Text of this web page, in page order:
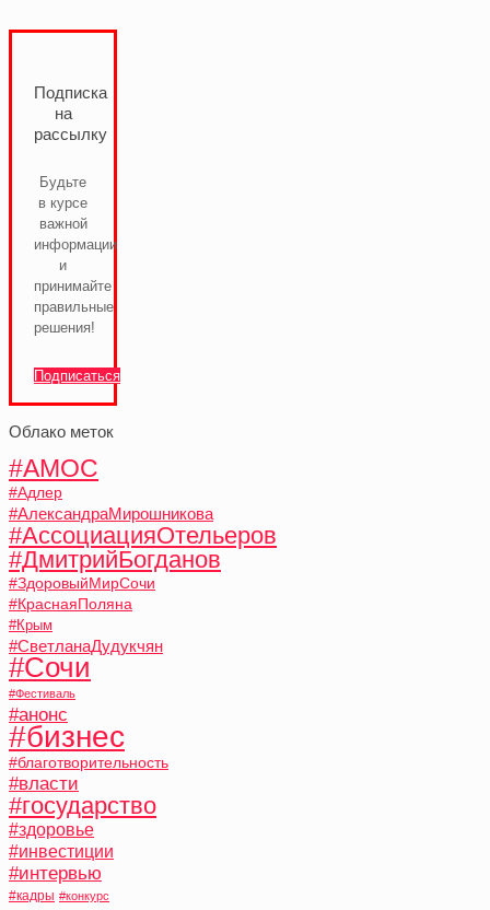
Подписка
на
рассылку
Будьте
в курсе
важной
информации
и
принимайте
правильные
решения!
Подписаться
Облако меток
#АМОС
#Адлер
#АлександраМирошникова
#АссоциацияОтельеров
#ДмитрийБогданов
#ЗдоровыйМирСочи
#КраснаяПоляна
#Крым
#СветланаДудукчян
#Сочи
#Фестиваль
#анонс
#бизнес
#благотворительность
#власти
#государство
#здоровье
#инвестиции
#интервью
#кадры #конкурс